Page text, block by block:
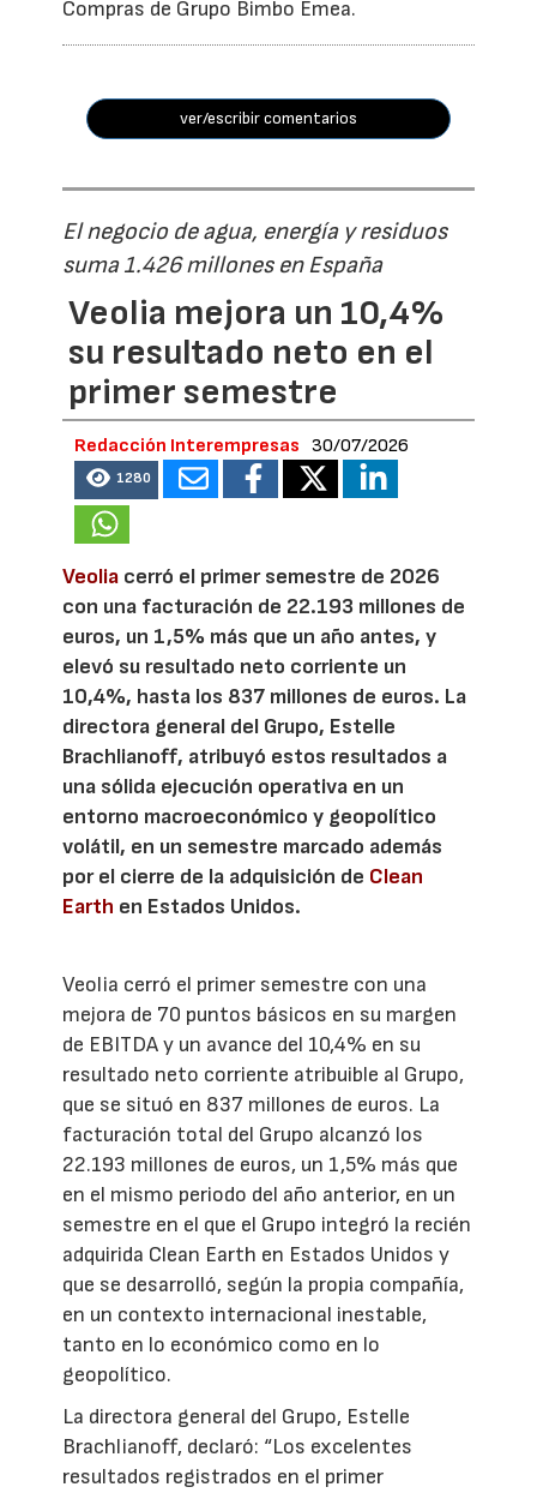
Compras de Grupo Bimbo Emea.
ver/escribir comentarios
El negocio de agua, energía y residuos
suma 1.426 millones en España
Veolia mejora un 10,4%
su resultado neto en el
primer semestre
Redacción Interempresas 30/07/2026
1280
Veolia cerró el primer semestre de 2026
con una facturación de 22.193 millones de
euros, un 1,5% más que un año antes, y
elevó su resultado neto corriente un
10,4%, hasta los 837 millones de euros. La
directora general del Grupo, Estelle
Brachlianoff, atribuyó estos resultados a
una sólida ejecución operativa en un
entorno macroeconómico y geopolítico
volátil, en un semestre marcado además
por el cierre de la adquisición de Clean
Earth en Estados Unidos.
Veolia cerró el primer semestre con una
mejora de 70 puntos básicos en su margen
de EBITDA y un avance del 10,4% en su
resultado neto corriente atribuible al Grupo,
que se situó en 837 millones de euros. La
facturación total del Grupo alcanzó los
22.193 millones de euros, un 1,5% más que
en el mismo periodo del año anterior, en un
semestre en el que el Grupo integró la recién
adquirida Clean Earth en Estados Unidos y
que se desarrolló, según la propia compañía,
en un contexto internacional inestable,
tanto en lo económico como en lo
geopolítico.
La directora general del Grupo, Estelle
Brachlianoff, declaró: “Los excelentes
resultados registrados en el primer